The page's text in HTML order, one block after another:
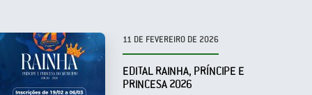
11 DE FEVEREIRO DE 2026
EDITAL RAINHA, PRÍNCIPE E
PRINCESA 2026